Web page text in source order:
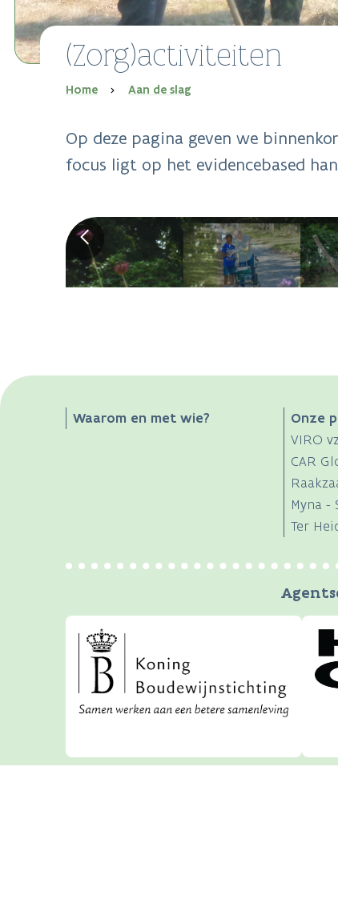
(Zorg)activiteiten
Kruimelpad
Home Aan de slag
Op deze pagina geven we
focus ligt op het evidencebased
Main
Waarom en met wie?
Onze
VIRO
CAR
Myna -
Ter